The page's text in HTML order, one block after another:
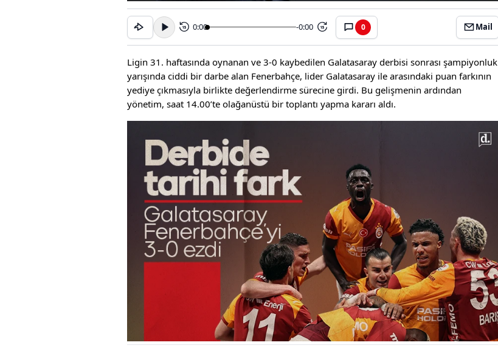
15 0:00 -0:00 15 0 Mail
Ligin 31. haftasında oynanan ve 3-0 kaybedilen Galatasaray derbisi sonrası şampiyonluk
yarışında ciddi bir darbe alan Fenerbahçe, lider Galatasaray ile arasındaki puan farkının
yediye çıkmasıyla birlikte değerlendirme sürecine girdi. Bu gelişmenin ardından
yönetim, saat 14.00’te olağanüstü bir toplantı yapma kararı aldı.